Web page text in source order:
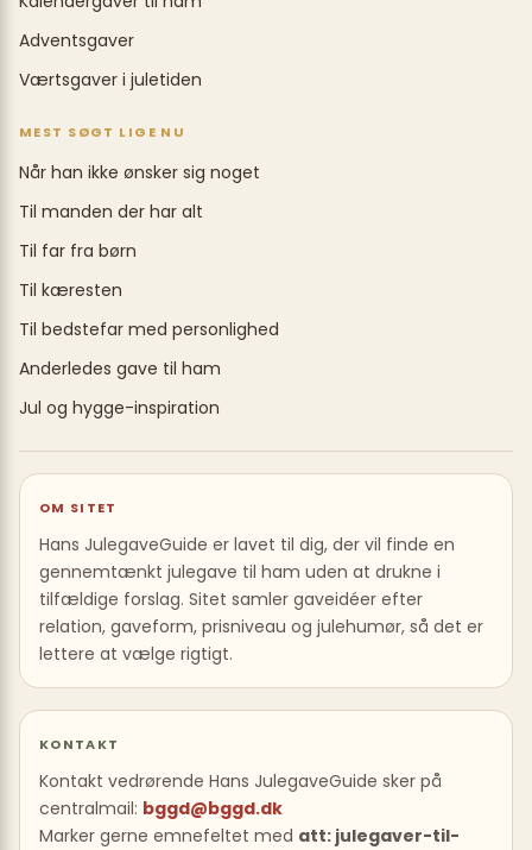
Adventsgaver
Værtsgaver i juletiden
MEST SØGT LIGE NU
Når han ikke ønsker sig noget
Til manden der har alt
Til far fra børn
Til kæresten
Til bedstefar med personlighed
Anderledes gave til ham
Jul og hygge-inspiration
OM SITET
Hans JulegaveGuide er lavet til dig, der vil finde en
gennemtænkt julegave til ham uden at drukne i
tilfældige forslag. Sitet samler gaveidéer efter
relation, gaveform, prisniveau og julehumør, så det er
lettere at vælge rigtigt.
KONTAKT
Kontakt vedrørende Hans JulegaveGuide sker på
centralmail: bggd@bggd.dk
Marker gerne emnefeltet med att: julegaver-til-